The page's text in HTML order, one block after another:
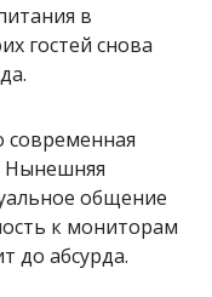
в
гостей снова
современная
Нынешняя
общение
к мониторам
до абсурда.